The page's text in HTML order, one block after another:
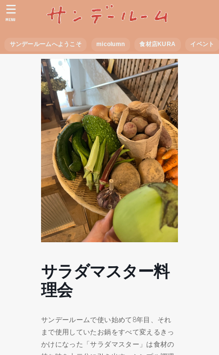
サンデールームへようこそ micolumn 食材店KURA イベント
MENU
サラダマスター料
理会
サンデールームで使い始めて8年目、それ
まで使用していたお鍋をすべて変えるきっ
かけになった「サラダマスター」は食材の